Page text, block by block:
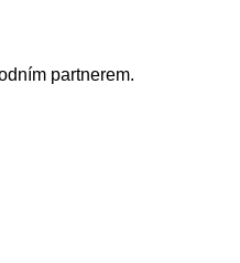
partnerem.